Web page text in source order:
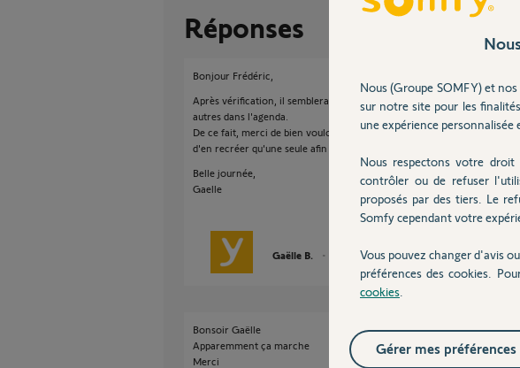
Réponses
Bonjour Frédéric,
Après vérification, il semblerait que vous ayez accumulé les journées
autres dans l'agenda.
De ce fait, merci de bien vouloir supprimer l'ensemble de vos journées
d'en recréer qu'une seule afin de me confirmer que cela fonctionne à
Belle journée,
Gaelle
Gaëlle B. il y a presque 6 ans
Bonsoir Gaëlle
Apparemment ça marche
Merci
Nous (Groupe SOMFY) et
sur notre site pour les
une expérience personnalisée
Nous respectons votre droit
contrôler ou de refuser
proposés par des tiers. Le
Somfy cependant votre
Vous pouvez changer d'avis
préférences des cookies.
cookies
Gérer mes préférences